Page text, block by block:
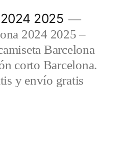
2025
2024 2025 –
Barcelona
corto Barcelona.
y envío gratis